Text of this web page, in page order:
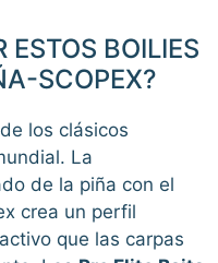
ESTOS BOILIES
SCOPEX?
los clásicos
La
de la piña con el
crea un perfil
que las carpas